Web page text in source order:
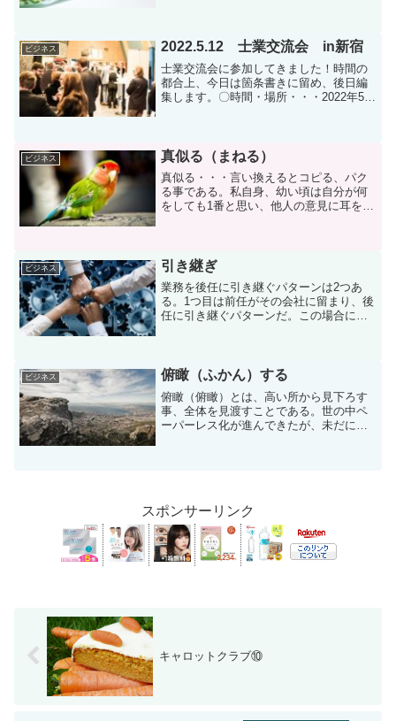
る。働けば働くほど給与...
ビジネス 2022.5.12 士業交流会 in新宿
士業交流会に参加してきました！時間の
都合上、今日は箇条書きに留め、後日編
集します。〇時間・場所・・・2022年5月
の...
ビジネス 真似る（まねる）
真似る・・・言い換えるとコピる、パク
る事である。私自身、幼い頃は自分が何
をしても1番と思い、他人の意見に耳を傾
積み、修羅場をくぐる訳...
ビジネス 引き継ぎ
業務を後任に引き継ぐパターンは2つあ
る。1つ目は前任がその会社に留まり、後
任に引き継ぐパターンだ。この場合には
き継ぐパターンだ。後...
ビジネス 俯瞰（ふかん）する
俯瞰（俯瞰）とは、高い所から見下ろす
事、全体を見渡すことである。世の中ペ
ーパーレス化が進んできたが、未だに紙
スポンサーリンク
キャロットクラブ⑩